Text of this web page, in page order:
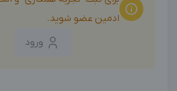
ادمین عضو شوید.
ورود